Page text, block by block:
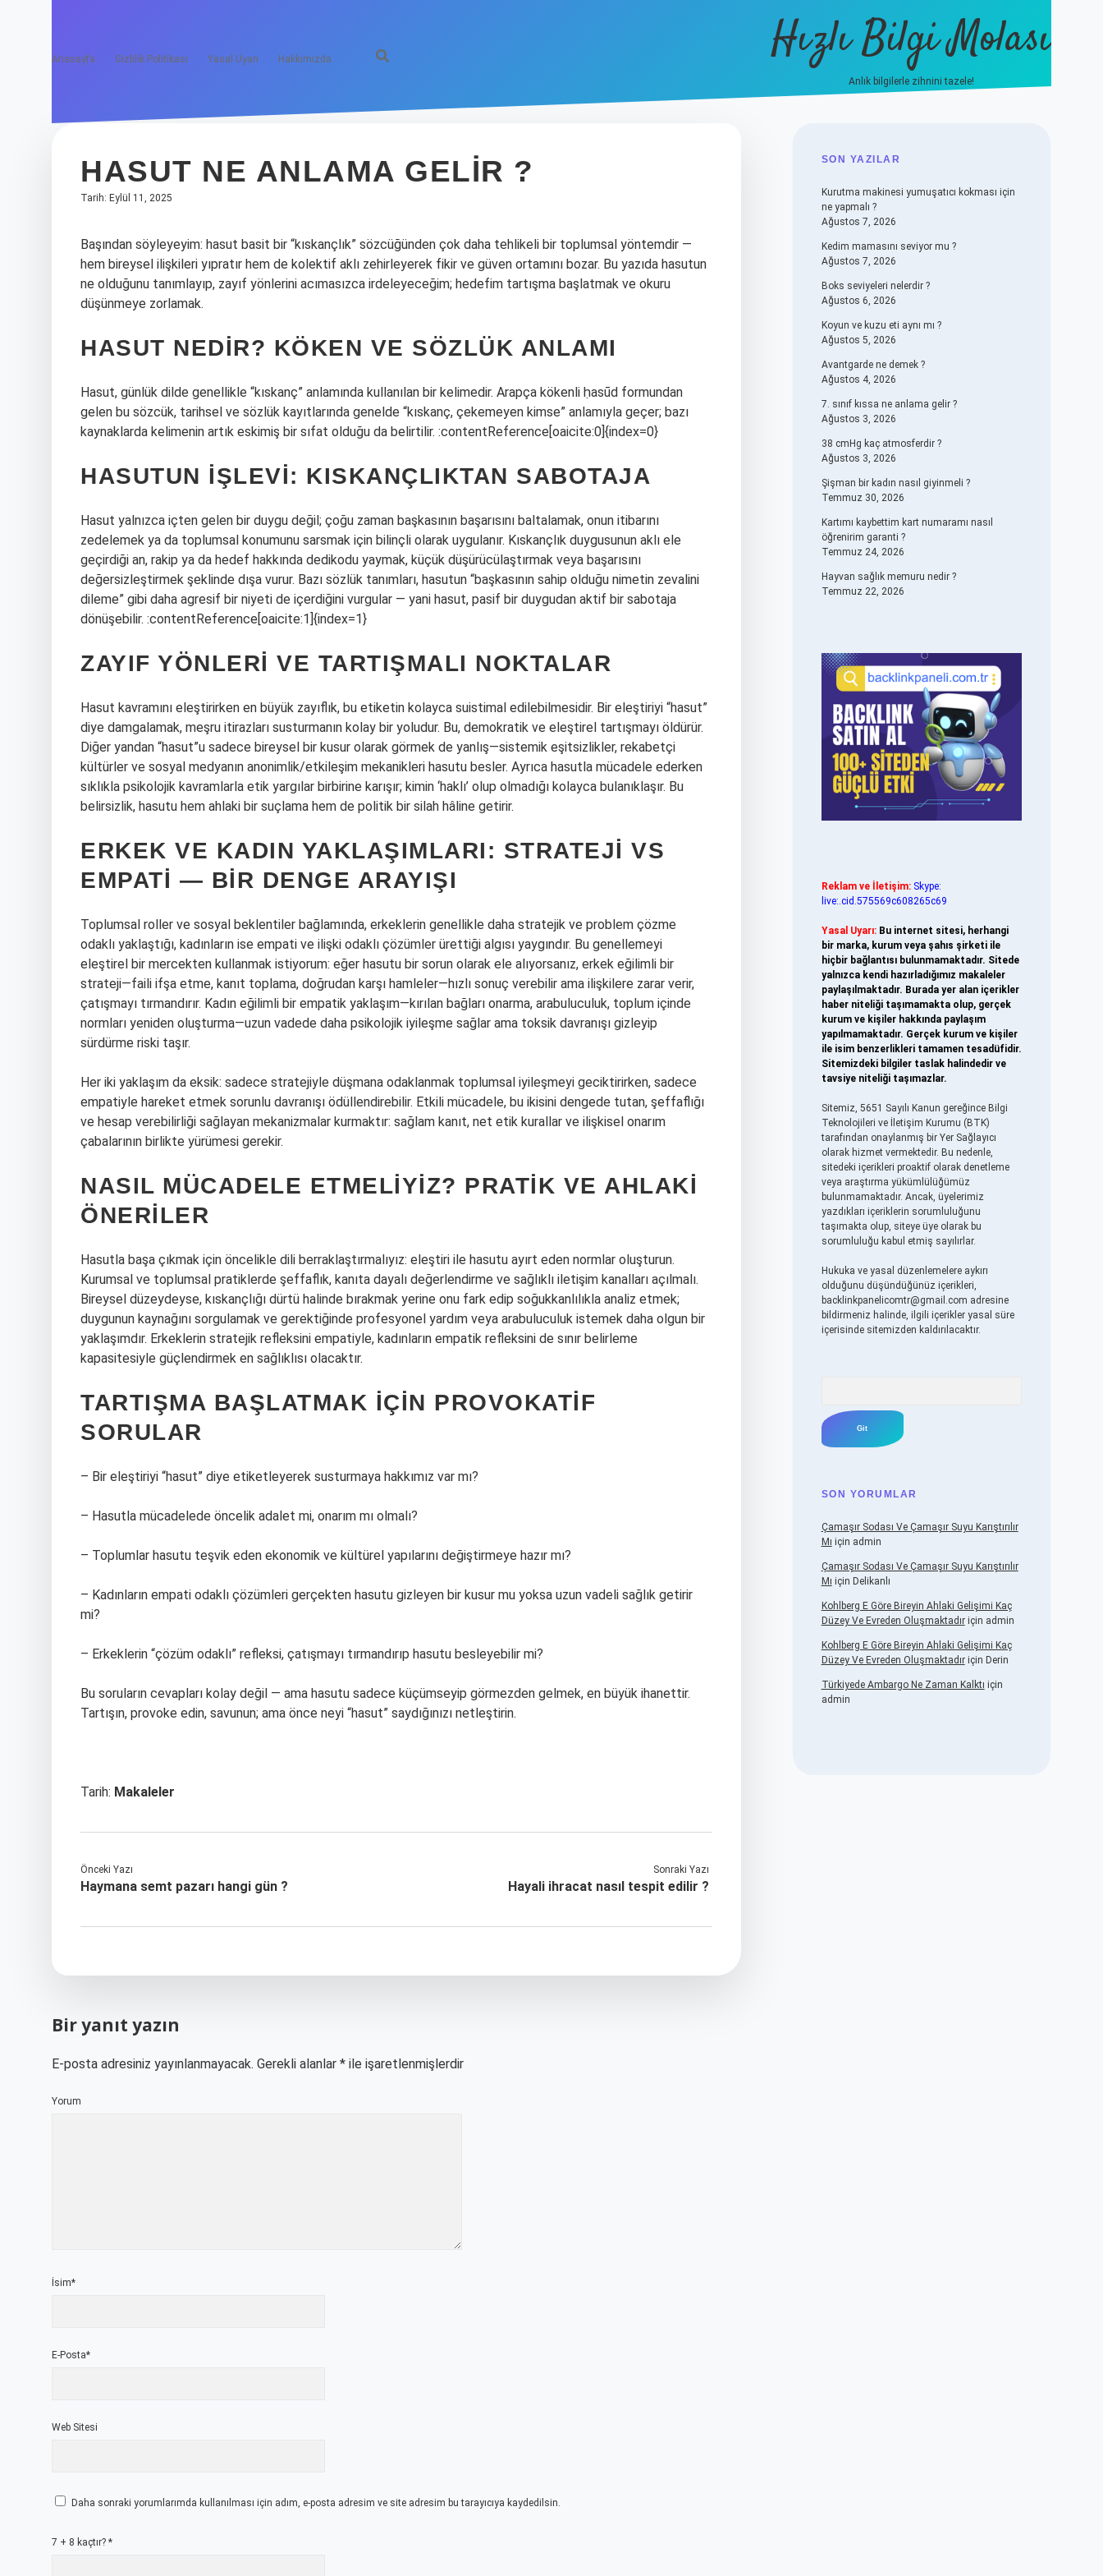
Anasayfa Gizlilik Politikası Yasal Uyarı Hakkımızda Hızlı Bilgi Molası
Anlık bilgilerle zihnini tazele!
HASUT NE ANLAMA GELIR ?
Tarih: Eylül 11, 2025
Başından söyleyeyim: hasut basit bir “kıskançlık” sözcüğünden çok daha tehlikeli bir toplumsal yöntemdir —
hem bireysel ilişkileri yıpratır hem de kolektif aklı zehirleyerek fikir ve güven ortamını bozar. Bu yazıda hasutun
ne olduğunu tanımlayıp, zayıf yönlerini acımasızca irdeleyeceğim; hedefim tartışma başlatmak ve okuru
düşünmeye zorlamak.
HASUT NEDIR? KÖKEN VE SÖZLÜK ANLAMI
Hasut, günlük dilde genellikle “kıskanç” anlamında kullanılan bir kelimedir. Arapça kökenli ḥasūd formundan
gelen bu sözcük, tarihsel ve sözlük kayıtlarında genelde “kıskanç, çekemeyen kimse” anlamıyla geçer; bazı
kaynaklarda kelimenin artık eskimiş bir sıfat olduğu da belirtilir. :contentReference[oaicite:0]{index=0}
HASUTUN IŞLEVI: KISKANÇLIKTAN SABOTAJA
Hasut yalnızca içten gelen bir duygu değil; çoğu zaman başkasının başarısını baltalamak, onun itibarını
zedelemek ya da toplumsal konumunu sarsmak için bilinçli olarak uygulanır. Kıskançlık duygusunun aklı ele
geçirdiği an, rakip ya da hedef hakkında dedikodu yaymak, küçük düşürücülaştırmak veya başarısını
değersizleştirmek şeklinde dışa vurur. Bazı sözlük tanımları, hasutun “başkasının sahip olduğu nimetin zevalini
dileme” gibi daha agresif bir niyeti de içerdiğini vurgular — yani hasut, pasif bir duygudan aktif bir sabotaja
dönüşebilir. :contentReference[oaicite:1]{index=1}
ZAYIF YÖNLERI VE TARTIŞMALI NOKTALAR
Hasut kavramını eleştirirken en büyük zayıflık, bu etiketin kolayca suistimal edilebilmesidir. Bir eleştiriyi “hasut”
diye damgalamak, meşru itirazları susturmanın kolay bir yoludur. Bu, demokratik ve eleştirel tartışmayı öldürür.
Diğer yandan “hasut”u sadece bireysel bir kusur olarak görmek de yanlış—sistemik eşitsizlikler, rekabetçi
kültürler ve sosyal medyanın anonimlik/etkileşim mekanikleri hasutu besler. Ayrıca hasutla mücadele ederken
sıklıkla psikolojik kavramlarla etik yargılar birbirine karışır; kimin ‘haklı’ olup olmadığı kolayca bulanıklaşır. Bu
belirsizlik, hasutu hem ahlaki bir suçlama hem de politik bir silah hâline getirir.
ERKEK VE KADIN YAKLAŞIMLARI: STRATEJI VS
EMPATI — BIR DENGE ARAYIŞI
Toplumsal roller ve sosyal beklentiler bağlamında, erkeklerin genellikle daha stratejik ve problem çözme
odaklı yaklaştığı, kadınların ise empati ve ilişki odaklı çözümler ürettiği algısı yaygındır. Bu genellemeyi
eleştirel bir mercekten kullanmak istiyorum: eğer hasutu bir sorun olarak ele alıyorsanız, erkek eğilimli bir
strateji—faili ifşa etme, kanıt toplama, doğrudan karşı hamleler—hızlı sonuç verebilir ama ilişkilere zarar verir,
çatışmayı tırmandırır. Kadın eğilimli bir empatik yaklaşım—kırılan bağları onarma, arabuluculuk, toplum içinde
normları yeniden oluşturma—uzun vadede daha psikolojik iyileşme sağlar ama toksik davranışı gizleyip
sürdürme riski taşır.
Her iki yaklaşım da eksik: sadece stratejiyle düşmana odaklanmak toplumsal iyileşmeyi geciktirirken, sadece
empatiyle hareket etmek sorunlu davranışı ödüllendirebilir. Etkili mücadele, bu ikisini dengede tutan, şeffaflığı
ve hesap verebilirliği sağlayan mekanizmalar kurmaktır: sağlam kanıt, net etik kurallar ve ilişkisel onarım
çabalarının birlikte yürümesi gerekir.
NASIL MÜCADELE ETMELIYIZ? PRATIK VE AHLAKI
ÖNERILER
Hasutla başa çıkmak için öncelikle dili berraklaştırmalıyız: eleştiri ile hasutu ayırt eden normlar oluşturun.
Kurumsal ve toplumsal pratiklerde şeffaflık, kanıta dayalı değerlendirme ve sağlıklı iletişim kanalları açılmalı.
Bireysel düzeydeyse, kıskançlığı dürtü halinde bırakmak yerine onu fark edip soğukkanlılıkla analiz etmek;
duygunun kaynağını sorgulamak ve gerektiğinde profesyonel yardım veya arabuluculuk istemek daha olgun bir
yaklaşımdır. Erkeklerin stratejik refleksini empatiyle, kadınların empatik refleksini de sınır belirleme
kapasitesiyle güçlendirmek en sağlıklısı olacaktır.
TARTIŞMA BAŞLATMAK IÇIN PROVOKATIF
SORULAR
– Bir eleştiriyi “hasut” diye etiketleyerek susturmaya hakkımız var mı?
– Hasutla mücadelede öncelik adalet mi, onarım mı olmalı?
– Toplumlar hasutu teşvik eden ekonomik ve kültürel yapılarını değiştirmeye hazır mı?
– Kadınların empati odaklı çözümleri gerçekten hasutu gizleyen bir kusur mu yoksa uzun vadeli sağlık getirir
mi?
– Erkeklerin “çözüm odaklı” refleksi, çatışmayı tırmandırıp hasutu besleyebilir mi?
Bu soruların cevapları kolay değil — ama hasutu sadece küçümseyip görmezden gelmek, en büyük ihanettir.
Tartışın, provoke edin, savunun; ama önce neyi “hasut” saydığınızı netleştirin.
Tarih: Makaleler
Önceki Yazı
Haymana semt pazarı hangi gün ?
Sonraki Yazı
Hayali ihracat nasıl tespit edilir ?
Bir yanıt yazın
E-posta adresiniz yayınlanmayacak. Gerekli alanlar * ile işaretlenmişlerdir
Yorum
İsim*
E-Posta*
Web Sitesi
Daha sonraki yorumlarımda kullanılması için adım, e-posta adresim ve site adresim bu tarayıcıya kaydedilsin.
7 + 8 kaçtır? *
SIDEBAR
SON YAZILAR
Kurutma makinesi yumuşatıcı kokması için
ne yapmalı ?
Ağustos 7, 2026
Kedim mamasını seviyor mu ?
Ağustos 7, 2026
Boks seviyeleri nelerdir ?
Ağustos 6, 2026
Koyun ve kuzu eti aynı mı ?
Ağustos 5, 2026
Avantgarde ne demek ?
Ağustos 4, 2026
7. sınıf kıssa ne anlama gelir ?
Ağustos 3, 2026
38 cmHg kaç atmosferdir ?
Ağustos 3, 2026
Şişman bir kadın nasıl giyinmeli ?
Temmuz 30, 2026
Kartımı kaybettim kart numaramı nasıl
öğrenirim garanti ?
Temmuz 24, 2026
Hayvan sağlık memuru nedir ?
Temmuz 22, 2026
Reklam ve İletişim: Skype:
live:.cid.575569c608265c69
Yasal Uyarı: Bu internet sitesi, herhangi
bir marka, kurum veya şahıs şirketi ile
hiçbir bağlantısı bulunmamaktadır. Sitede
yalnızca kendi hazırladığımız makaleler
paylaşılmaktadır. Burada yer alan içerikler
haber niteliği taşımamakta olup, gerçek
kurum ve kişiler hakkında paylaşım
yapılmamaktadır. Gerçek kurum ve kişiler
ile isim benzerlikleri tamamen tesadüfidir.
Sitemizdeki bilgiler taslak halindedir ve
tavsiye niteliği taşımazlar.
Sitemiz, 5651 Sayılı Kanun gereğince Bilgi
Teknolojileri ve İletişim Kurumu (BTK)
tarafından onaylanmış bir Yer Sağlayıcı
olarak hizmet vermektedir. Bu nedenle,
sitedeki içerikleri proaktif olarak denetleme
veya araştırma yükümlülüğümüz
bulunmamaktadır. Ancak, üyelerimiz
yazdıkları içeriklerin sorumluluğunu
taşımakta olup, siteye üye olarak bu
sorumluluğu kabul etmiş sayılırlar.
Hukuka ve yasal düzenlemelere aykırı
olduğunu düşündüğünüz içerikleri,
backlinkpanelicomtr@gmail.com adresine
bildirmeniz halinde, ilgili içerikler yasal süre
içerisinde sitemizden kaldırılacaktır.
SON YORUMLAR
Çamaşır Sodası Ve Çamaşır Suyu Karıştırılır
Mı için admin
Çamaşır Sodası Ve Çamaşır Suyu Karıştırılır
Mı için Delikanlı
Kohlberg E Göre Bireyin Ahlaki Gelişimi Kaç
Düzey Ve Evreden Oluşmaktadıriçin admin
Kohlberg E Göre Bireyin Ahlaki Gelişimi Kaç
Düzey Ve Evreden Oluşmaktadıriçin Derin
Türkiyede Ambargo Ne Zaman Kalktı için
admin